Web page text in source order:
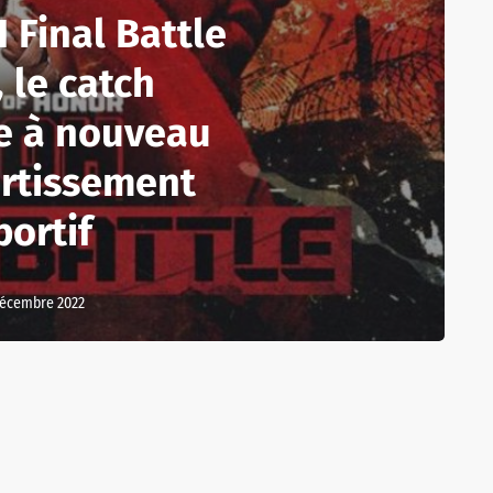
Final Battle
le catch
à nouveau
2022